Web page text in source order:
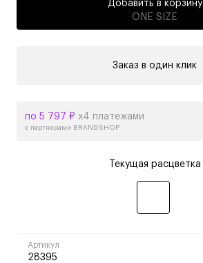
Добавить в корзину
ONE SIZE
Заказ в один клик
по 5 797 ₽ х4 платежами
с партнерами BRANDSHOP
Текущая расцветка
Артикул
28395